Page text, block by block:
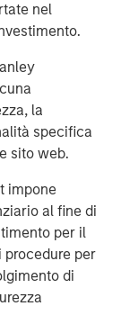
nel
la
specifica
sito web.
impone
al fine di
per il
procedure per
di
Desanders,
customers in
information
focused